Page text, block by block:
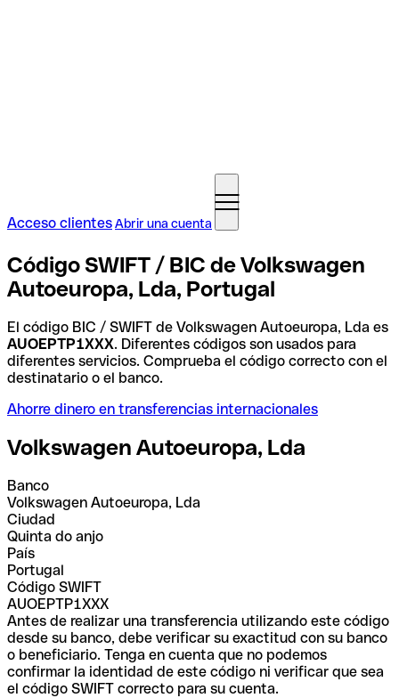
Acceso clientesAbrir una cuenta
Código SWIFT / BIC de Volkswagen
Autoeuropa, Lda, Portugal
El código BIC / SWIFT de Volkswagen Autoeuropa, Lda es
AUOEPTP1XXX. Diferentes códigos son usados para
diferentes servicios. Comprueba el código correcto con el
destinatario o el banco.
Ahorre dinero en transferencias internacionales
Volkswagen Autoeuropa, Lda
Banco
Volkswagen Autoeuropa, Lda
Ciudad
Quinta do anjo
País
Portugal
Código SWIFT
AUOEPTP1XXX
Antes de realizar una transferencia utilizando este código
desde su banco, debe verificar su exactitud con su banco
o beneficiario. Tenga en cuenta que no podemos
confirmar la identidad de este código ni verificar que sea
el código SWIFT correcto para su cuenta.